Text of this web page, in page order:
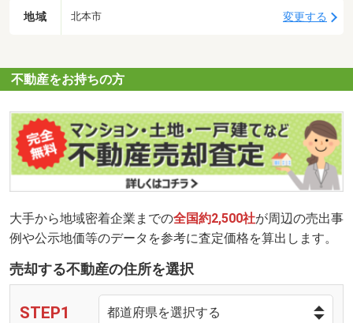
地域 北本市 変更する
不動産をお持ちの方
大手から地域密着企業までの全国約2,500社が周辺の売出事
例や公示地価等のデータを参考に査定価格を算出します。
売却する不動産の住所を選択
STEP1